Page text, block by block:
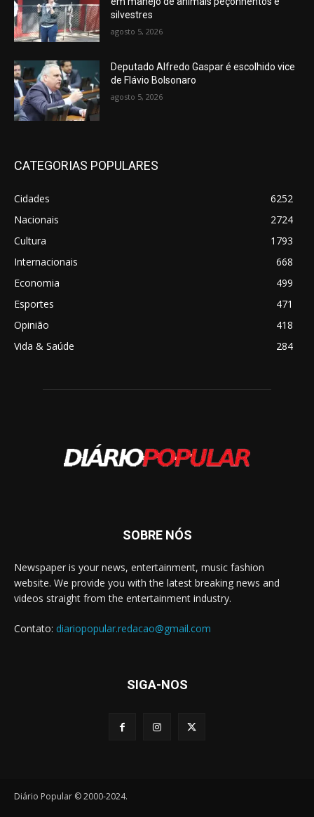
silvestres
agosto 5, 2026
Deputado Alfredo Gaspar é escolhido vice
de Flávio Bolsonaro
agosto 5, 2026
CATEGORIAS POPULARES
Cidades
6252
Nacionais
2724
Cultura
1793
Internacionais
668
Economia
499
Esportes
471
Opinião
418
Vida & Saúde
284
SOBRE NÓS
Newspaper is your news, entertainment, music fashion
website. We provide you with the latest breaking news and
videos straight from the entertainment industry.
Contato: diariopopular.redacao@gmail.com
SIGA-NOS
Diário Popular © 2000-2024.